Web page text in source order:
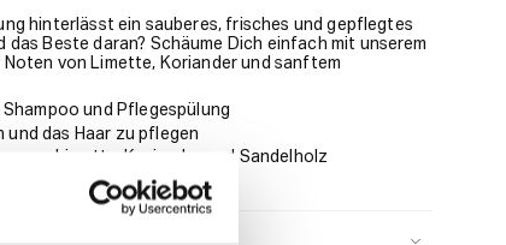
hinterlässt ein sauberes, frisches und gepflegtes
das Beste daran? Schäume Dich einfach mit unserem
von Limette, Koriander und sanftem
und Pflegespülung
und das Haar zu pflegen
von Limette, Koriander und Sandelholz